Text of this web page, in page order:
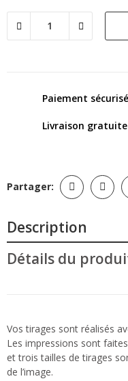
Paiement sécurisé
Livraison gratuite
Partager:
Description
Détails du
Vos tirages sont réalisés
Les impressions sont
et trois tailles de tirages
de l’image.